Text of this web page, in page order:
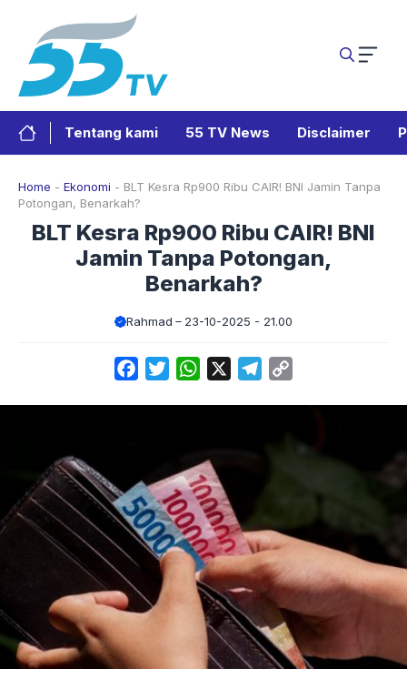
Tentang kami 55 TV News Disclaimer
Home - Ekonomi - BLT Kesra Rp900 Ribu CAIR! BNI Jamin Tanpa
Potongan, Benarkah?
BLT Kesra Rp900 Ribu CAIR! BNI
Jamin Tanpa Potongan,
Benarkah?
Rahmad 23-10-2025 - 21.00
FacebookTwitterWhatsApp Telegram